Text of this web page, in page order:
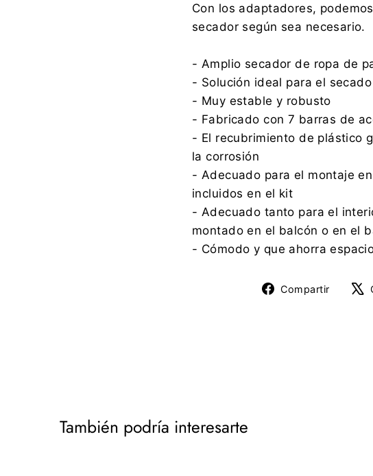
Con los adaptadores,
secador según sea necesario.
- Amplio secador de ropa de
- Solución ideal para el
- Muy estable y robusto
- Fabricado con 7 barras de
- El recubrimiento de plástico
la corrosión
- Adecuado para el montaje
incluidos en el kit
- Adecuado tanto para el
montado en el balcón o en el
- Cómodo y que ahorra
Compartir
También podría interesarte